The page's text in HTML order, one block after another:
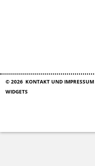
© 2026 KONTAKT UND IMPRESSUM
WIDGETS